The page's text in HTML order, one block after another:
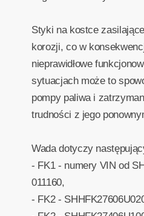
Styki na kostce
korozji, co w
nieprawidłowe
sytuacjach może to
pompy paliwa i
trudności z jego
Wada dotyczy
- FK1 - numery VIN od
011160,
- FK2 -